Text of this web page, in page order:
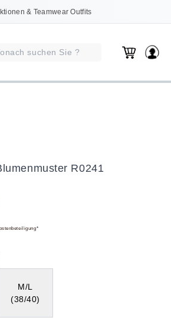
& Teamwear Outfits
R0241
M/L
(38/40)